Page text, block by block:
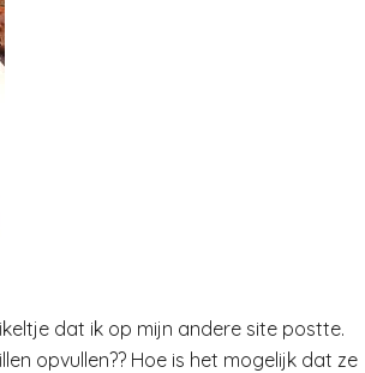
dat ik op mijn andere site postte.
opvullen?? Hoe is het mogelijk dat ze